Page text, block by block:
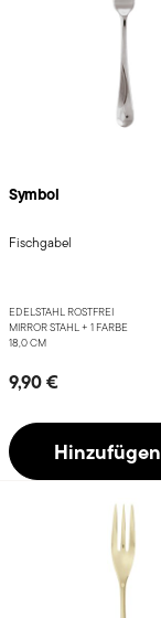
Symbol
Fischgabel
EDELSTAHL ROSTFREI
MIRROR STAHL + 1 FARBE
18,0 CM
9,90 €
Hinzufügen